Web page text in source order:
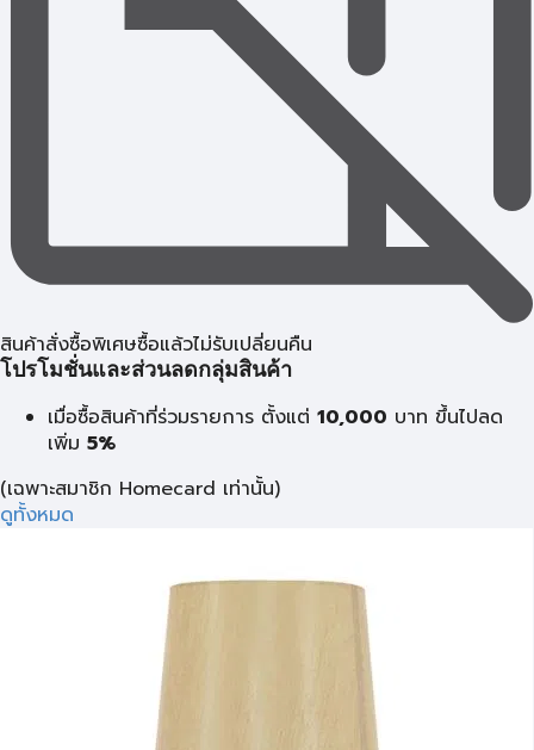
สินค้าสั่งซื้อพิเศษซื้อแล้วไม่รับเปลี่ยนคืน
โปรโมชั่นและส่วนลดกลุ่มสินค้า
เมื่อซื้อสินค้าที่ร่วมรายการ ตั้งแต่ 10,000 บาท ขึ้นไปลด
เพิ่ม 5%
(เฉพาะสมาชิก Homecard เท่านั้น)
ดูทั้งหมด